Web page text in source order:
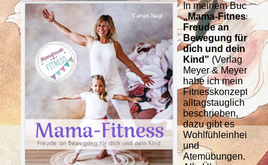
In meinem Buch
„Mama-Fitness –
Freude an
Bewegung für
dich und dein
Kind" (Verlag
Meyer & Meyer),
habe ich mein
Fitnesskonzept
alltagstauglich
beschrieben,
dazu gibt es
Wohlfühleinheiten
und
Atemübungen.